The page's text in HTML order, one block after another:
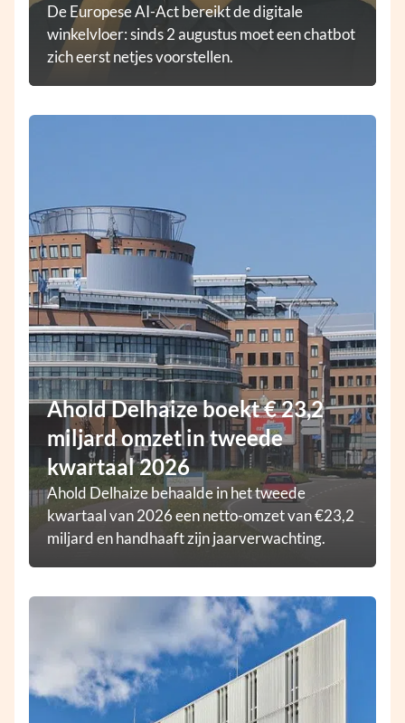
De Europese AI-Act bereikt de digitale
winkelvloer: sinds 2 augustus moet een chatbot
zich eerst netjes voorstellen.
Ahold Delhaize boekt € 23,2
miljard omzet in tweede
kwartaal 2026
Ahold Delhaize behaalde in het tweede
kwartaal van 2026 een netto-omzet van €23,2
miljard en handhaaft zijn jaarverwachting.